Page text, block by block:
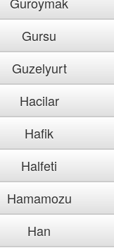
Gursu
Guzelyurt
Hacilar
Hafik
Halfeti
Hamamozu
Han